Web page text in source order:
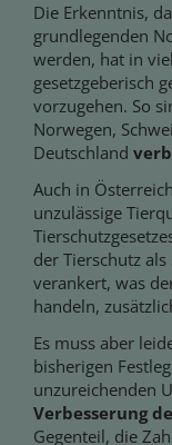
Die Erkenntnis,
grundlegenden
werden, hat in
gesetzgeberisch
vorzugehen. So
Norwegen,
Deutschland
Auch in
unzulässige
der Tierschutz
verankert, was
handeln,
Es muss aber
bisherigen
unzureichenden
Verbesserung
Gegenteil, die